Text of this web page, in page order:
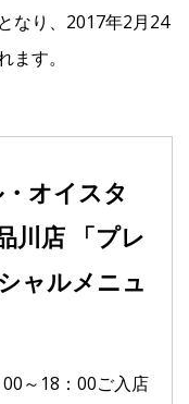
なり、2017年2月24
す。
オイスタ
川店 「プレ
ャルメニュ
～18：00ご入店